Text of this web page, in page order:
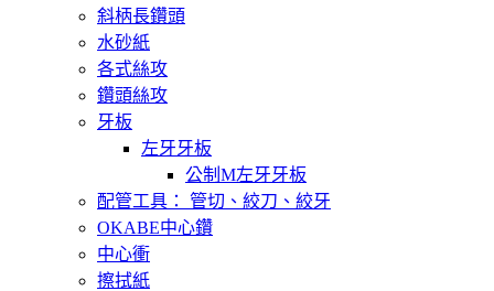
斜柄長鑽頭
水砂紙
各式絲攻
鑽頭絲攻
牙板
左牙牙板
公制M左牙牙板
配管工具： 管切、絞刀、絞牙
OKABE中心鑽
中心衝
擦拭紙